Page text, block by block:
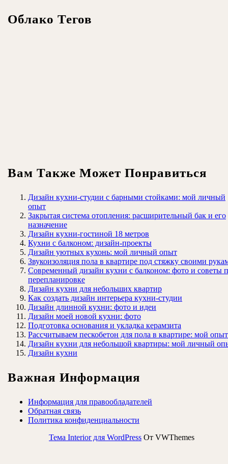
Облако Тегов
Вам Также Может Понравиться
Дизайн кухни-студии с барными стойками: мой личный
опыт
Закрытая система отопления: расширительный бак и его
назначение
Дизайн кухни-гостиной 18 метров
Кухни с балконом: дизайн-проекты
Дизайн уютных кухонь: мой личный опыт
Звукоизоляция пола в квартире под стяжку своими
Современный дизайн кухни с балконом: фото и советы
перепланировке
Дизайн кухни для небольших квартир
Как создать дизайн интерьера кухни-студии
Дизайн длинной кухни: фото и идеи
Дизайн моей новой кухни: фото
Подготовка основания и укладка керамзита
Рассчитываем пескобетон для пола в квартире: мой опыт
Дизайн кухни для небольшой квартиры: мой личный
Дизайн кухни
Важная Информация
Информация для правообладателей
Обратная связь
Политика конфиденциальности
Тема Interior для WordPress От VWThemes